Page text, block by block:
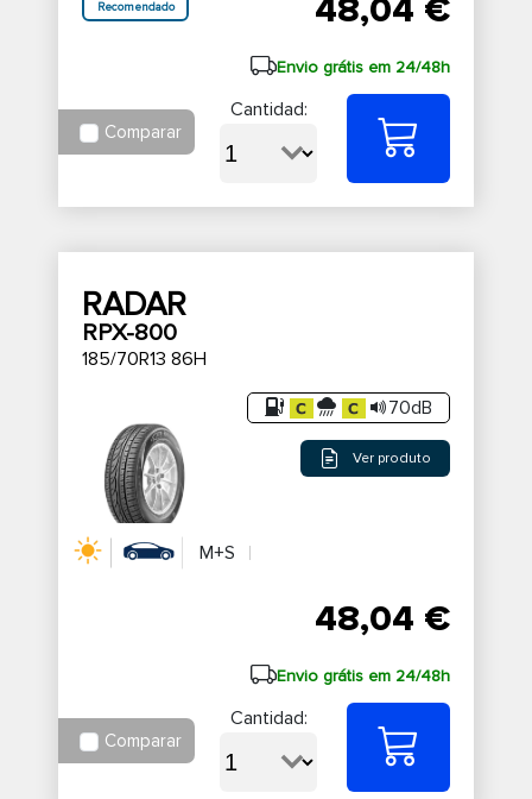
Recomendado 48,04 €
Envio grátis em 24/48h
Comparar
Cantidad:
RADAR
RPX-800
185/70R13 86H
70dB
Ver produto
M+S
48,04 €
Envio grátis em 24/48h
Comparar
Cantidad: